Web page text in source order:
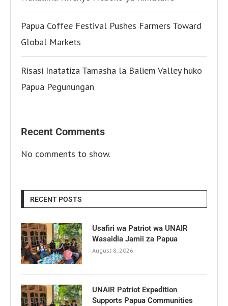
Papua Coffee Festival Pushes Farmers Toward
Global Markets
Risasi Inatatiza Tamasha la Baliem Valley huko
Papua Pegunungan
Recent Comments
No comments to show.
RECENT POSTS
Usafiri wa Patriot wa UNAIR
Wasaidia Jamii za Papua
August 8, 2026
UNAIR Patriot Expedition
Supports Papua Communities